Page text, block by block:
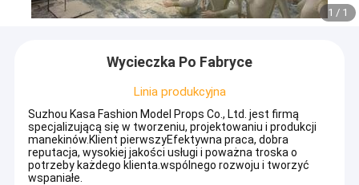
1 / 1
Wycieczka Po Fabryce
Linia produkcyjna
Suzhou Kasa Fashion Model Props Co., Ltd. jest firmą
specjalizującą się w tworzeniu, projektowaniu i produkcji
manekinów.Klient pierwszyEfektywna praca, dobra
reputacja, wysokiej jakości usługi i poważna troska o
potrzeby każdego klienta.wspólnego rozwoju i tworzyć
wspaniałe.